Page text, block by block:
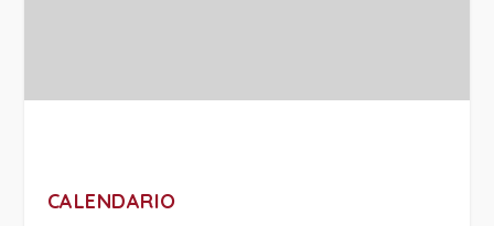
CALENDARIO